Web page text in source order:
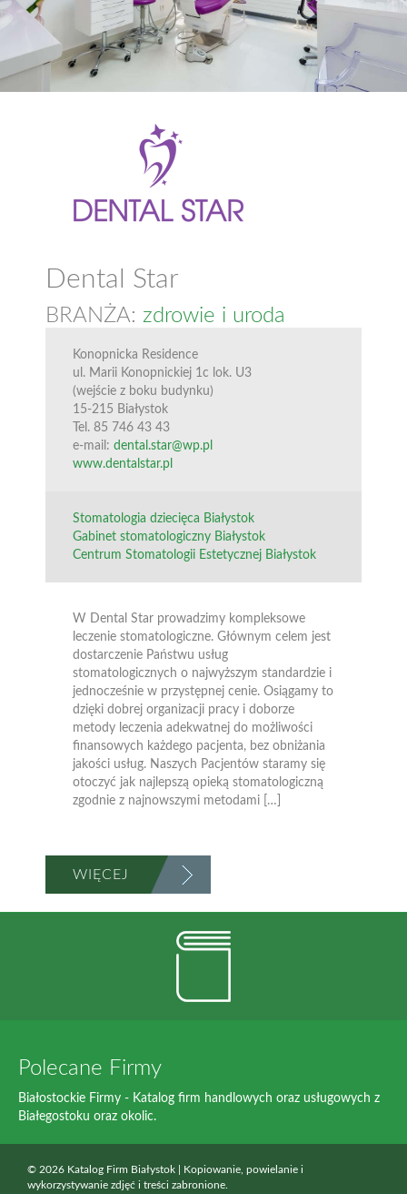
Dental Star
BRANŻA: zdrowie i uroda
Konopnicka Residence
ul. Marii Konopnickiej 1c lok. U3
(wejście z boku budynku)
15-215 Białystok
Tel. 85 746 43 43
e-mail: dental.star@wp.pl
www.dentalstar.pl
Stomatologia dziecięca Białystok
Gabinet stomatologiczny Białystok
Centrum Stomatologii Estetycznej Białystok
W Dental Star prowadzimy kompleksowe
leczenie stomatologiczne. Głównym celem jest
dostarczenie Państwu usług
stomatologicznych o najwyższym standardzie i
jednocześnie w przystępnej cenie. Osiągamy to
dzięki dobrej organizacji pracy i doborze
metody leczenia adekwatnej do możliwości
finansowych każdego pacjenta, bez obniżania
jakości usług. Naszych Pacjentów staramy się
otoczyć jak najlepszą opieką stomatologiczną
zgodnie z najnowszymi metodami […]
WIĘCEJ
Polecane Firmy
Białostockie Firmy - Katalog firm handlowych oraz usługowych z
Białegostoku oraz okolic.
© 2026 Katalog Firm Białystok | Kopiowanie, powielanie i
wykorzystywanie zdjęć i treści zabronione.